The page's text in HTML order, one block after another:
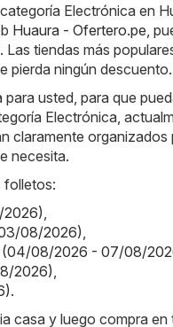
Electrónica en
Huaura - Ofertero.pe ,
tiendas más
pierda ningún descuento.
usted, para que
Electrónica,
claramente organizados
necesita.
folletos:
08/2026)
(04/08/2026 - 07/08/
2026)
.
casa y luego compra en